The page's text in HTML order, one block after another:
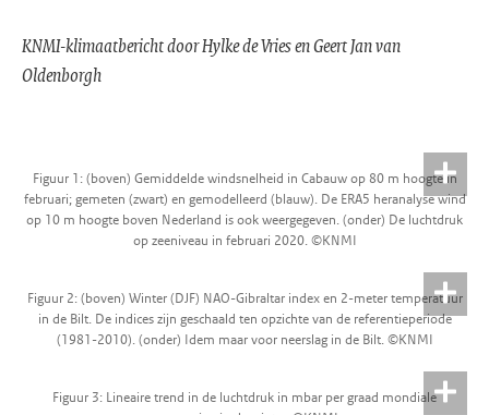
KNMI-klimaatbericht door Hylke de Vries en Geert Jan van
Oldenborgh
Figuur 1: (boven) Gemiddelde windsnelheid in Cabauw op 80 m hoogte in
februari; gemeten (zwart) en gemodelleerd (blauw). De ERA5 heranalyse wind
op 10 m hoogte boven Nederland is ook weergegeven. (onder) De luchtdruk
op zeeniveau in februari 2020. ©KNMI
Figuur 2: (boven) Winter (DJF) NAO-Gibraltar index en 2-meter temperatuur
in de Bilt. De indices zijn geschaald ten opzichte van de referentieperiode
(1981-2010). (onder) Idem maar voor neerslag in de Bilt. ©KNMI
Figuur 3: Lineaire trend in de luchtdruk in mbar per graad mondiale